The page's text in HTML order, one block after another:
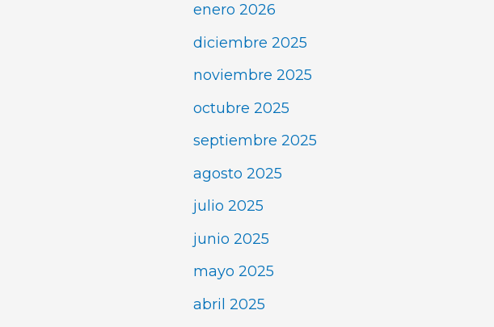
enero 2026
diciembre 2025
noviembre 2025
octubre 2025
septiembre 2025
agosto 2025
julio 2025
junio 2025
mayo 2025
abril 2025